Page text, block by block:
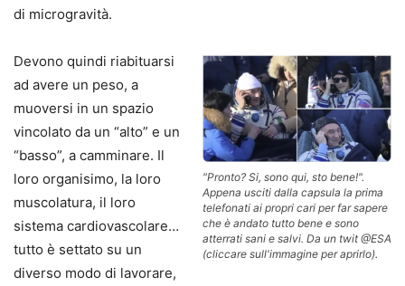
di microgravità.
"Pronto? Si, sono qui, sto bene!".
Appena usciti dalla capsula la prima
telefonati ai propri cari per far sapere
che è andato tutto bene e sono
atterrati sani e salvi. Da un twit @ESA
(cliccare sull'immagine per aprirlo).
Devono quindi riabituarsi
ad avere un peso, a
muoversi in un spazio
vincolato da un “alto” e un
“basso”, a camminare. Il
loro organisimo, la loro
muscolatura, il loro
sistema cardiovascolare…
tutto è settato su un
diverso modo di lavorare,